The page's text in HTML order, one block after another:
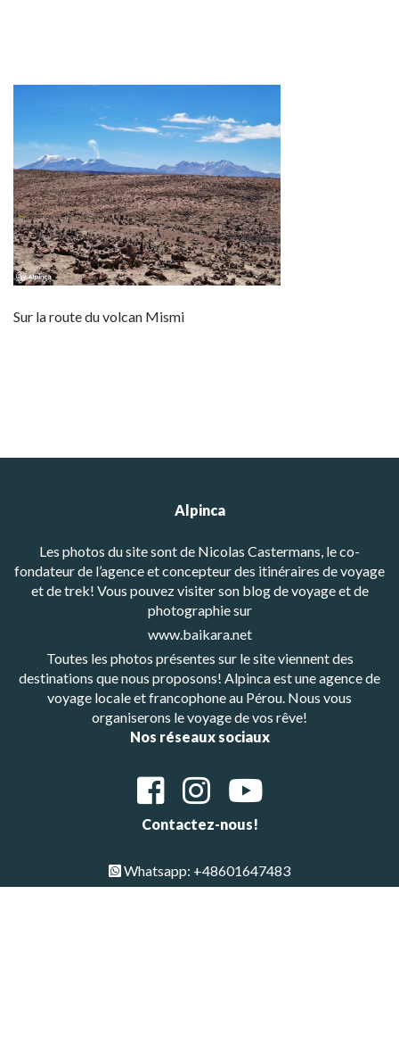
Sur la route du volcan Mismi
Alpinca
Les photos du site sont de Nicolas Castermans, le co-
fondateur de l’agence et concepteur des itinéraires de voyage
et de trek! Vous pouvez visiter son blog de voyage et de
photographie sur
www.baikara.net
Toutes les photos présentes sur le site viennent des
destinations que nous proposons! Alpinca est une agence de
voyage locale et francophone au Pérou. Nous vous
organiserons le voyage de vos rêve!
Nos réseaux sociaux
Contactez-nous!
Whatsapp: +48601647483